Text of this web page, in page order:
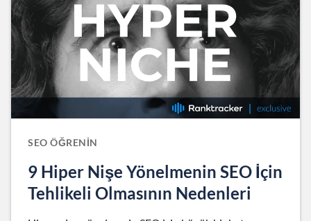
SEO ÖĞRENIN
9 Hiper Nişe Yönelmenin SEO İçin
Tehlikeli Olmasının Nedenleri